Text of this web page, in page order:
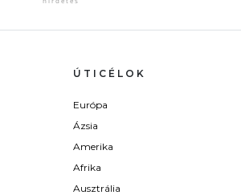
ÚTICÉLOK
Európa
Ázsia
Amerika
Afrika
Ausztrália